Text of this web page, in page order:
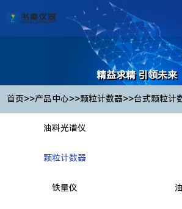
精益求精 引领未来
Striving for excellence and
首页>>产品中心>>颗粒计数器>>台式颗粒计
油料光谱仪
颗粒计数器
铁量仪